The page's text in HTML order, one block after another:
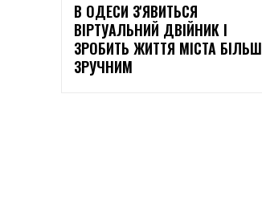
В ОДЕСИ З'ЯВИТЬСЯ
ВІРТУАЛЬНИЙ ДВІЙНИК І
ЗРОБИТЬ ЖИТТЯ МІСТА БІЛЬШ
ЗРУЧНИМ